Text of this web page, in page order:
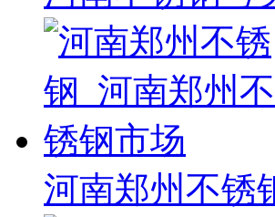
河南郑州不锈